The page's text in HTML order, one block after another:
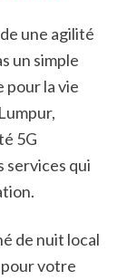
une agilité
un simple
pour la vie
5G
services qui
de nuit local
votre